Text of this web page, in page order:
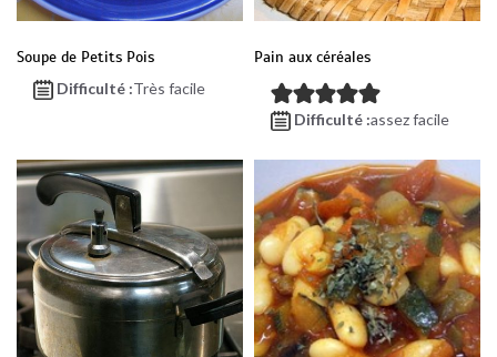
Soupe de Petits Pois
Difficulté :Très facile
Pain aux céréales
Difficulté :assez facile